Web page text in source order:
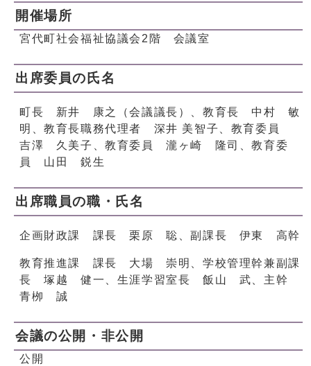
開催場所
宮代町社会福祉協議会2階 会議室
出席委員の氏名
町長 新井 康之（会議議長）、教育長 中村 敏
明、教育長職務代理者 深井 美智子、教育委員
吉澤 久美子、教育委員 瀧ヶ崎 隆司、教育委
員 山田 鋭生
出席職員の職・氏名
企画財政課 課長 栗原 聡、副課長 伊東 高幹
教育推進課 課長 大場 崇明、学校管理幹兼副課
長 塚越 健一、生涯学習室長 飯山 武、主幹
青栁 誠
会議の公開・非公開
公開